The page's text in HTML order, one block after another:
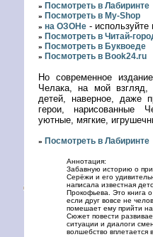
» Посмотреть в Лабиринте
» Посмотреть в My-Shop
» на ОЗОНе -
» Посмотреть в Читай-
» Посмотреть в Буквоеде
» Посмотреть в Book24.ru
Но современное
Челака, на мой
детей, наверное, даже
герои, нарисованные
уютные, мягкие,
» Посмотреть в Лабиринте
Аннотация:
Забавную историю о
Серёжи и его
написала известная
Прокофьева. Это книга
если друг вовсе не
помешает ему прийти
Сюжет повести
ситуации и диалоги
волшебство вплетается